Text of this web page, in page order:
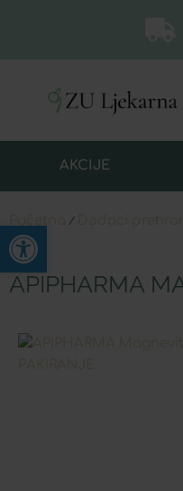
Open toolbar
AKCIJE
/
APIPHARMA